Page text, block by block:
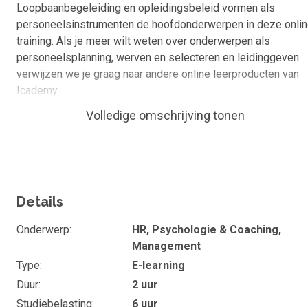
Loopbaanbegeleiding en opleidingsbeleid vormen als
personeelsinstrumenten de hoofdonderwerpen in deze
training. Als je meer wilt weten over onderwerpen als
personeelsplanning, werven en selecteren en leidinggeven
verwijzen we je graag naar andere online leerproducten van
Icademy.
Wat kan of ken je na de cursus
Je hebt kennisgemaakt met de grenzen en
mogelijkheden van effectmeting
Je hebt kennisgemaakt met loopbaanbegeleiding
als personeelsinstrument
Duur en studiebelasting
Volledige omschrijving tonen
Details
Onderwerp
HR, Psychologie & Coaching,
Management
Type
E-learning
Duur
2 uur
Studiebelasting
6 uur